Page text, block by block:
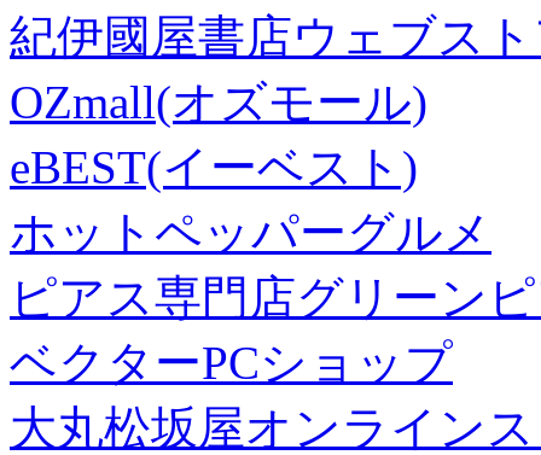
紀伊國屋書店ウェブス
OZmall(オズモール)
eBEST(イーベスト)
ホットペッパーグルメ
ピアス専門店グリーン
ベクターPCショップ
大丸松坂屋オンライン